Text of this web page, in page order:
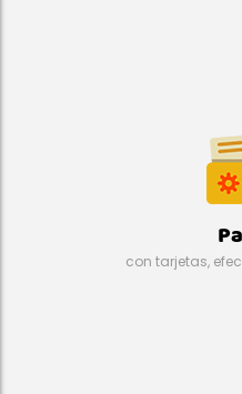
con tarjetas,